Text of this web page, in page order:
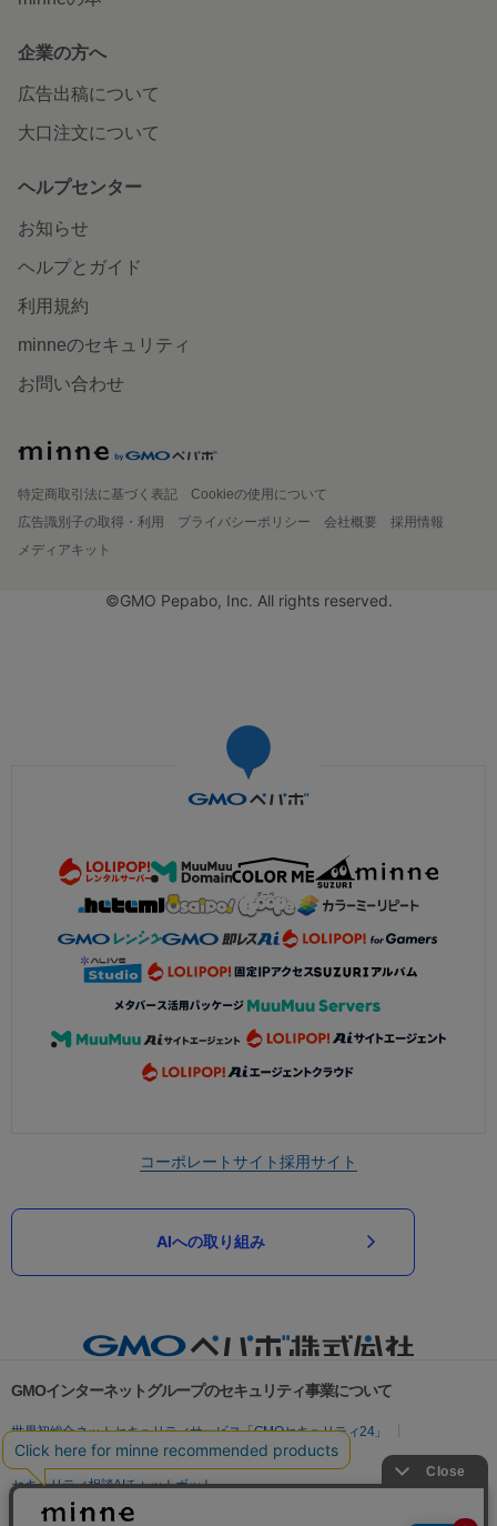
企業の方へ
広告出稿について
大口注文について
ヘルプセンター
お知らせ
ヘルプとガイド
利用規約
minneのセキュリティ
お問い合わせ
特定商取引法に基づく表記
Cookieの使用について
広告識別子の取得・利用
プライバシーポリシー 会社概要
採用情報
メディアキット
©GMO Pepabo, Inc. All rights reserved.
コーポレートサイト採用サイト
AIへの取り組み
GMOインターネットグループのセキュリティ事業について
世界初総合ネットセキュリティサービス「GMOセキュリティ24」
パスワード漏洩診断
Webサイトリスク診断
セキュリティ相談AIチャットボット
実在証明・盗聴対策